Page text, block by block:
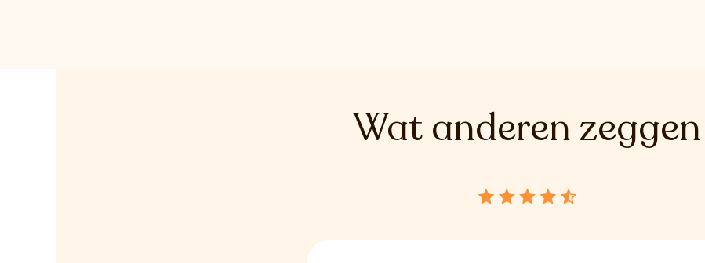
Wat anderen zeggen